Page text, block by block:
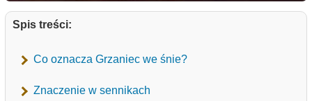
Spis treści:
Co oznacza Grzaniec we śnie?
Znaczenie w sennikach